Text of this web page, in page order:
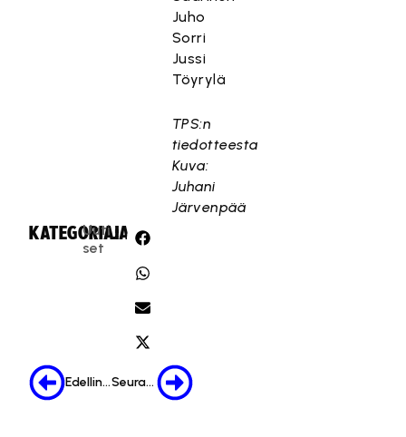
Juho
Sorri
Jussi
Töyrylä
TPS:n
tiedotteesta
Kuva:
Juhani
Järvenpää
KATEGORIA:
Uuti
set
JAA:
Edellinen Seuraava